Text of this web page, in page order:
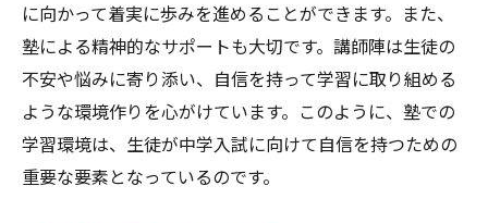
に向かって着実に歩みを進めることができます。また、
塾による精神的なサポートも大切です。講師陣は生徒の
不安や悩みに寄り添い、自信を持って学習に取り組める
ような環境作りを心がけています。このように、塾での
学習環境は、生徒が中学入試に向けて自信を持つための
重要な要素となっているのです。